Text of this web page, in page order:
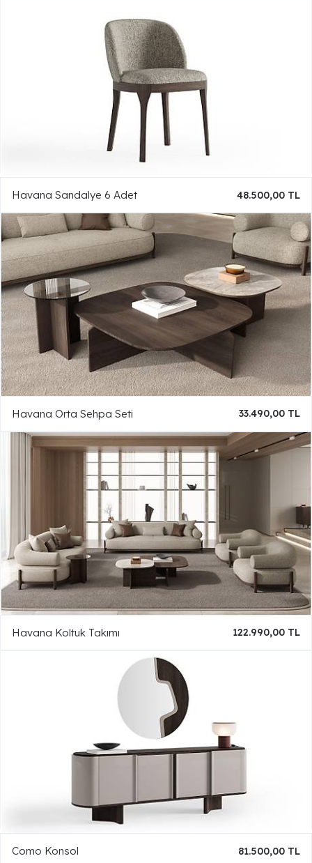
Havana Sandalye 6 Adet 48.500,00 TL
Havana Orta Sehpa Seti 33.490,00 TL
Havana Koltuk Takımı 122.990,00 TL
Como Konsol 81.500,00 TL